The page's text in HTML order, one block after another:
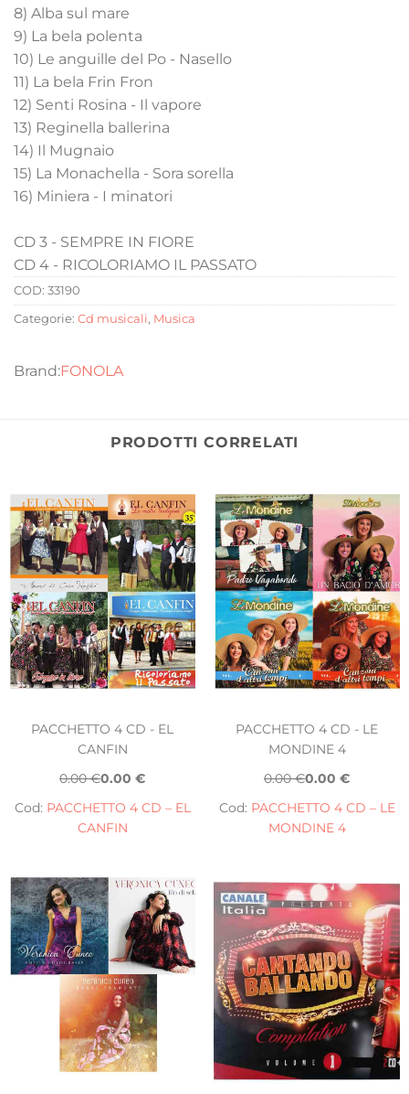
8) Alba sul mare
9) La bela polenta
10) Le anguille del Po - Nasello
11) La bela Frin Fron
12) Senti Rosina - Il vapore
13) Reginella ballerina
14) Il Mugnaio
15) La Monachella - Sora sorella
16) Miniera - I minatori
CD 3 - SEMPRE IN FIORE
CD 4 - RICOLORIAMO IL PASSATO
COD: 33190
Categorie: Cd musicali, Musica
FONOLA
PRODOTTI CORRELATI
PACCHETTO 4 CD - EL
CANFIN
0.00 €0.00 €
Cod: PACCHETTO 4 CD – EL
CANFIN
PACCHETTO 4 CD - LE
MONDINE 4
0.00 €0.00 €
Cod: PACCHETTO 4 CD – LE
MONDINE 4